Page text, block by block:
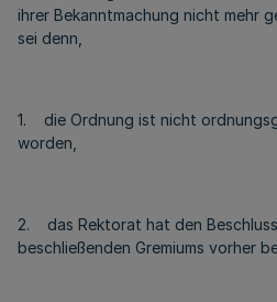
ihrer Bekanntmachung nicht mehr
sei denn,
1. die Ordnung ist nicht
worden,
2. das Rektorat hat den
beschließenden Gremiums vorher